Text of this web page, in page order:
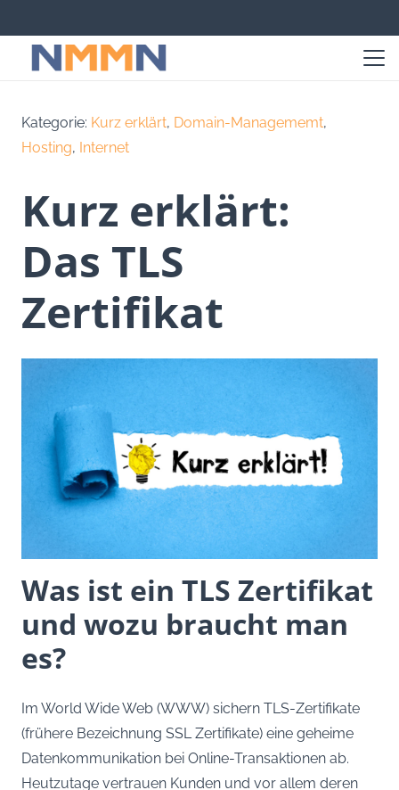
Kategorie: Kurz erklärt, Domain-Managememt,
Hosting, Internet
Kurz erklärt:
Das TLS
Zertifikat
Was ist ein TLS Zertifikat
und wozu braucht man
es?
Im World Wide Web (WWW) sichern TLS-Zertifikate
(frühere Bezeichnung SSL Zertifikate) eine geheime
Datenkommunikation bei Online-Transaktionen ab.
Heutzutage vertrauen Kunden und vor allem deren